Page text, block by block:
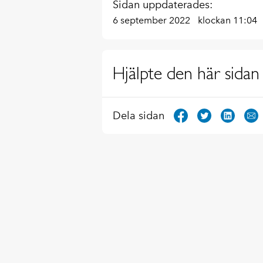
Sidan uppdaterades:
6 september 2022 klockan 11:04
Hjälpte den här sidan
Dela sidan